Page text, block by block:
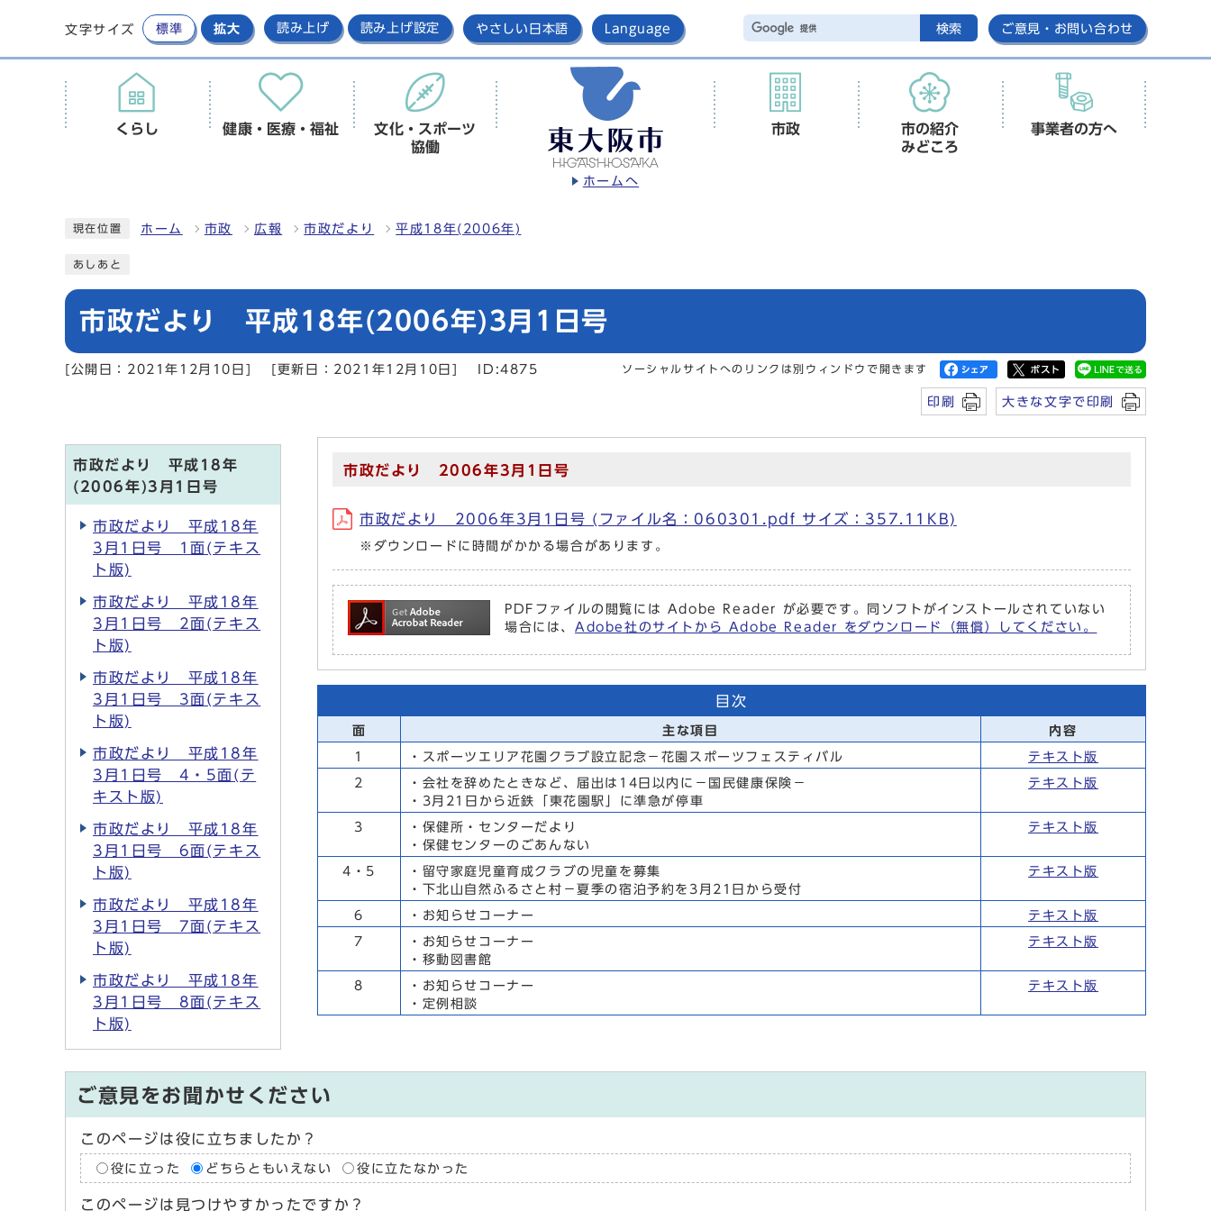
文字サイズ 標準 拡大 読み上げ 読み上げ設定 やさしい日本語 Language 検索 ご意見・お問い合わせ
ホームへ
くらし 健康・医療・福祉
文化・スポーツ
協働
市政
市の紹介
みどころ
事業者の方へ
現在位置 ホーム 市政 広報 市政だより 平成18年(2006年)
あしあと
市政だより 平成18年(2006年)3月1日号
[公開日：2021年12月10日] [更新日：2021年12月10日] ID:4875 ソーシャルサイトへのリンクは別ウィンドウで開きます
印刷 大きな文字で印刷
市政だより 2006年3月1日号
市政だより 2006年3月1日号 (ファイル名：060301.pdf サイズ：357.11KB)
※ダウンロードに時間がかかる場合があります。
PDFファイルの閲覧には Adobe Reader が必要です。同ソフトがインストールされていない
場合には、 Adobe社のサイトから Adobe Reader をダウンロード（無償）してください。
目次
面 主な項目 内容
1 ・スポーツエリア花園クラブ設立記念－花園スポーツフェスティバル テキスト版
2
・会社を辞めたときなど、届出は14日以内に－国民健康保険－
・3月21日から近鉄「東花園駅」に準急が停車
テキスト版
3
・保健所・センターだより
・保健センターのごあんない
テキスト版
4・5
・留守家庭児童育成クラブの児童を募集
・下北山自然ふるさと村－夏季の宿泊予約を3月21日から受付
テキスト版
6 ・お知らせコーナー テキスト版
7
・お知らせコーナー
・移動図書館
テキスト版
8
・お知らせコーナー
・定例相談
テキスト版
市政だより 平成18年
(2006年)3月1日号
市政だより 平成18年
3月1日号 1面(テキス
ト版)
市政だより 平成18年
3月1日号 2面(テキス
ト版)
市政だより 平成18年
3月1日号 3面(テキス
ト版)
市政だより 平成18年
3月1日号 4・5面(テ
キスト版)
市政だより 平成18年
3月1日号 6面(テキス
ト版)
市政だより 平成18年
3月1日号 7面(テキス
ト版)
市政だより 平成18年
3月1日号 8面(テキス
ト版)
ご意見をお聞かせください
このページは役に立ちましたか？
役に立った どちらともいえない 役に立たなかった
このページは見つけやすかったですか？